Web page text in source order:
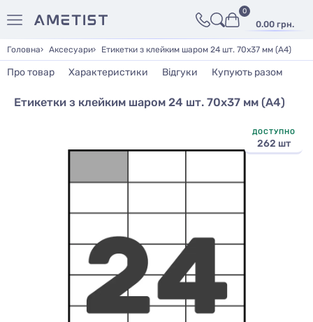
0.00 грн.
0
Головна Аксесуари Етикетки з клейким шаром 24 шт. 70х37 мм (А4)
Про товар Характеристики Відгуки Купують разом
Етикетки з клейким шаром 24 шт. 70х37 мм (А4)
ДОСТУПНО
262 шт